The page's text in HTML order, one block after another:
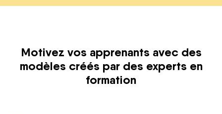
Motivez vos apprenants avec des
modèles créés par des experts en
formation